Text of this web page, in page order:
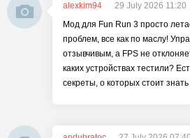
alexkim94
29 July 2026 11:20
Мод для Fun Run 3 просто
проблем, все как по маслу!
отзывчивым, а FPS не
каких устройствах тестили?
секреты, о которых стоит